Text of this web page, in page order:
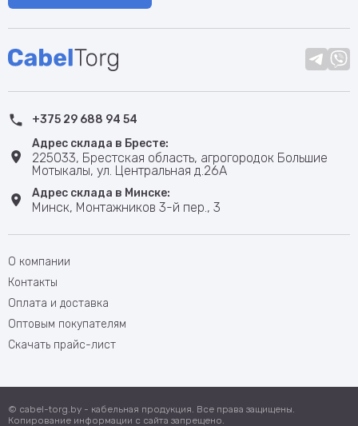
+375 29 688 94 54
Адрес склада в Бресте:
225033, Брестская область, агрогородок Большие
Мотыкалы, ул. Центральная д.26А
Адрес склада в Минске:
Минск, Монтажников 3-й пер., 3
О компании
Контакты
Оплата и доставка
Оптовым покупателям
Скачать прайс-лист
© cabel-torg.by - кабельная продукция. Все права защищены.
Копирование информации с сайта запрещено.